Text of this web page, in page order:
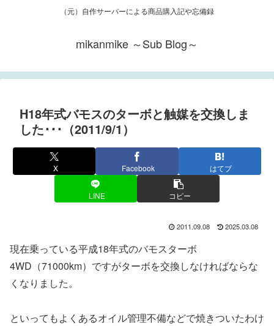
（元）自作サーバーによる商品購入記や忘備録
mikanmike ～Sub Blog～
H18年式バモスのターボと触媒を交換しま
した･･･（2011/9/1）
X Facebook はてブ
LINE コピー
2011.09.08 2025.03.08
現在乗っている平成18年式のバモスターボ
4WD（71000km）ですがターボを交換しなければならな
くなりました。
といってもよくあるオイル管理不備などで焼きついたわけ